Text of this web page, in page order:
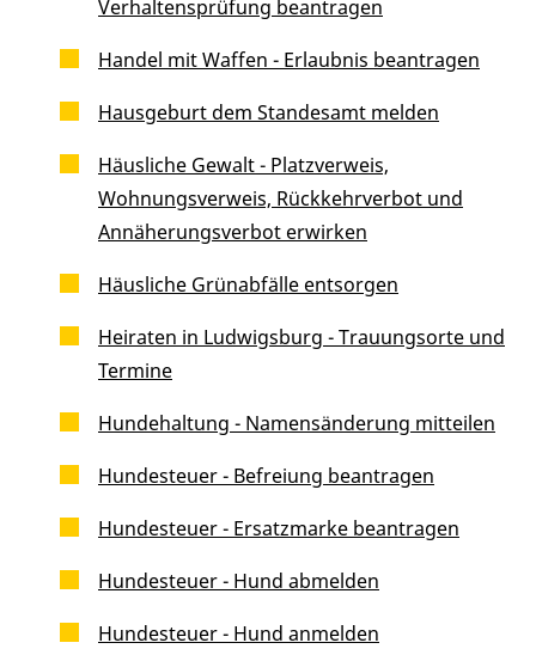
Verhaltensprüfung beantragen
Handel mit Waffen - Erlaubnis beantragen
Hausgeburt dem Standesamt melden
Häusliche Gewalt - Platzverweis,
Wohnungsverweis, Rückkehrverbot und
Annäherungsverbot erwirken
Häusliche Grünabfälle entsorgen
Heiraten in Ludwigsburg - Trauungsorte und
Termine
Hundehaltung - Namensänderung mitteilen
Hundesteuer - Befreiung beantragen
Hundesteuer - Ersatzmarke beantragen
Hundesteuer - Hund abmelden
Hundesteuer - Hund anmelden